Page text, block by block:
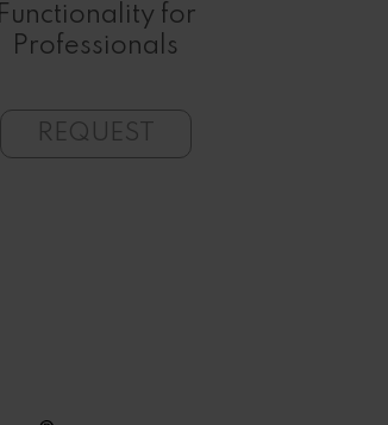
Functionality for
Professionals
REQUEST